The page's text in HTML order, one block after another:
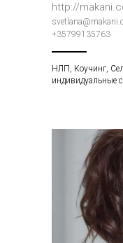
http://
+35799135763
НЛП, Коучинг,
индивидуальные